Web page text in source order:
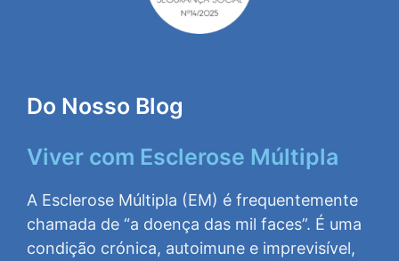
Do Nosso Blog
Viver com Esclerose Múltipla
A Esclerose Múltipla (EM) é frequentemente
chamada de “a doença das mil faces”. É uma
condição crónica, autoimune e imprevisível,